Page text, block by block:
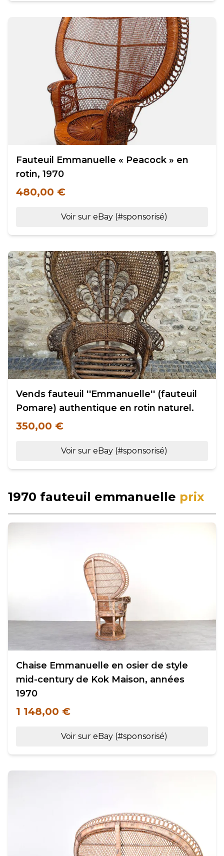
Fauteuil Emmanuelle « Peacock » en
rotin, 1970
480,00 €
Voir sur eBay (#sponsorisé)
Vends fauteuil ''Emmanuelle'' (fauteuil
Pomare) authentique en rotin naturel.
350,00 €
Voir sur eBay (#sponsorisé)
1970 fauteuil emmanuelle prix
Chaise Emmanuelle en osier de style
mid-century de Kok Maison, années
1970
1 148,00 €
Voir sur eBay (#sponsorisé)